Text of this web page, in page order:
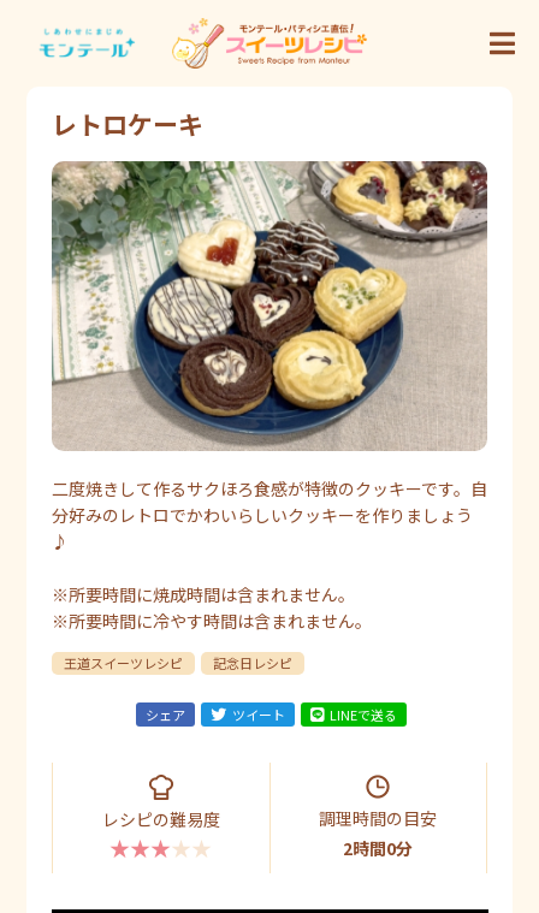
レトロケーキ
二度焼きして作るサクほろ食感が特徴のクッキーです。自
分好みのレトロでかわいらしいクッキーを作りましょう
♪
※所要時間に焼成時間は含まれません。
※所要時間に冷やす時間は含まれません。
王道スイーツレシピ 記念日レシピ
シェア ツイート LINEで送る
レシピの難易度
★★★★★
調理時間の目安
2時間0分